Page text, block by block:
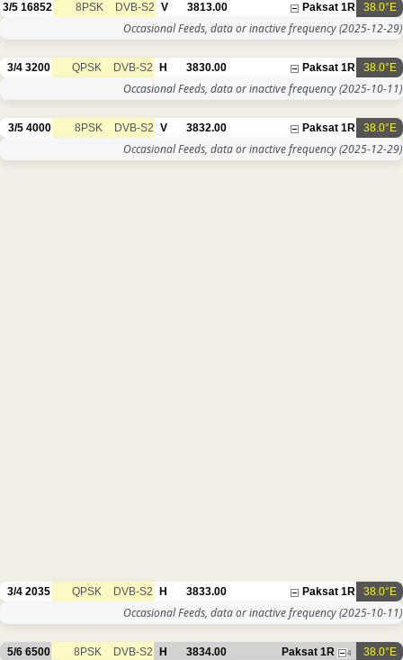
38.0°E
Paksat 1R
3813.00
V
DVB-S2
8PSK
16852
3/5
Occasional Feeds, data or inactive frequency(2025-12-29)
38.0°E
Paksat 1R
3830.00
H
DVB-S2
QPSK
3200
3/4
Occasional Feeds, data or inactive frequency(2025-10-11)
38.0°E
Paksat 1R
3832.00
V
DVB-S2
8PSK
4000
3/5
Occasional Feeds, data or inactive frequency(2025-12-29)
38.0°E
Paksat 1R
3833.00
H
DVB-S2
QPSK
2035
3/4
Occasional Feeds, data or inactive frequency(2025-10-11)
38.0°E
Paksat 1R 4
3834.00
H
DVB-S2
8PSK
6500
5/6